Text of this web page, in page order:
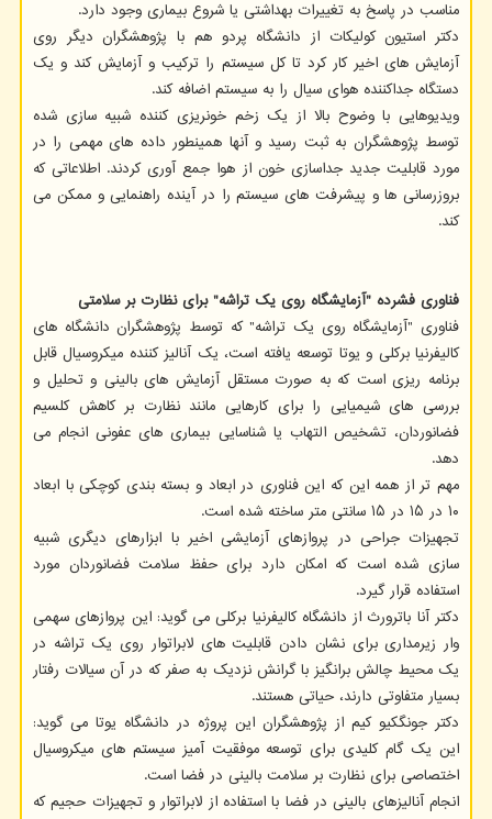
مناسب در پاسخ به تغییرات بهداشتی یا شروع بیماری وجود دارد.
دکتر استیون کولیکات از دانشگاه پردو هم با پژوهشگران دیگر روی
آزمایش های اخیر کار کرد تا کل سیستم را ترکیب و آزمایش کند و یک
دستگاه جداکننده هوای سیال را به سیستم اضافه کند.
ویدیوهایی با وضوح بالا از یک زخم خونریزی کننده شبیه سازی شده
توسط پژوهشگران به ثبت رسید و آنها همینطور داده های مهمی را در
مورد قابلیت جدید جداسازی خون از هوا جمع آوری کردند. اطلاعاتی که
بروزرسانی ها و پیشرفت های سیستم را در آینده راهنمایی و ممکن می
کند.
فناوری فشرده "آزمایشگاه روی یک تراشه" برای نظارت بر سلامتی
فناوری "آزمایشگاه روی یک تراشه" که توسط پژوهشگران دانشگاه های
کالیفرنیا برکلی و یوتا توسعه یافته است، یک آنالیز کننده میکروسیال قابل
برنامه ریزی است که به صورت مستقل آزمایش های بالینی و تحلیل و
بررسی های شیمیایی را برای کارهایی مانند نظارت بر کاهش کلسیم
فضانوردان، تشخیص التهاب یا شناسایی بیماری های عفونی انجام می
دهد.
مهم تر از همه این که این فناوری در ابعاد و بسته بندی کوچکی با ابعاد
۱۰ در ۱۵ در ۱۵ سانتی متر ساخته شده است.
تجهیزات جراحی در پروازهای آزمایشی اخیر با ابزارهای دیگری شبیه
سازی شده است که امکان دارد برای حفظ سلامت فضانوردان مورد
استفاده قرار گیرد.
دکتر آنا باترورث از دانشگاه کالیفرنیا برکلی می گوید: این پروازهای سهمی
وار زیرمداری برای نشان دادن قابلیت های لابراتوار روی یک تراشه در
یک محیط چالش برانگیز با گرانش نزدیک به صفر که در آن سیالات رفتار
بسیار متفاوتی دارند، حیاتی هستند.
دکتر جونگکیو کیم از پژوهشگران این پروژه در دانشگاه یوتا می گوید:
این یک گام کلیدی برای توسعه موفقیت آمیز سیستم های میکروسیال
اختصاصی برای نظارت بر سلامت بالینی در فضا است.
انجام آنالیزهای بالینی در فضا با استفاده از لابراتوار و تجهیزات حجیم که